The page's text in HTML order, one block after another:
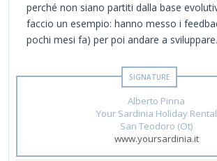
perché non siano partiti dalla base
faccio un esempio: hanno messo i
pochi mesi fa) per poi andare a sviluppare.
Alberto Pinna
Your Sardinia Holiday Rental
San Teodoro (Ot)
www.yoursardinia.it